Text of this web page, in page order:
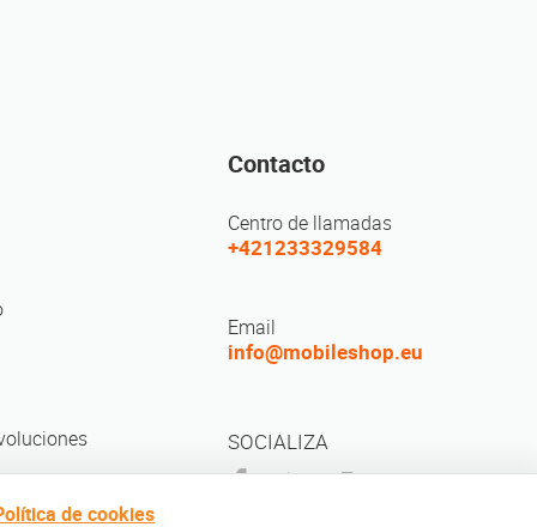
Contacto
Centro de llamadas
+421233329584
Email
info@mobileshop.eu
SOCIALIZA
de cookies